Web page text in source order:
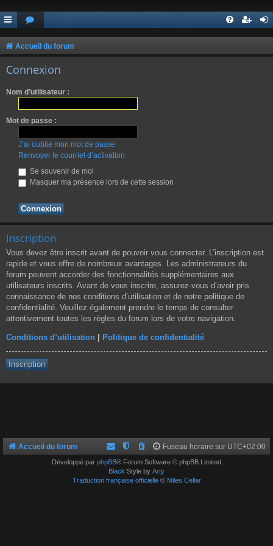
Accueil du forum
Connexion
Nom d’utilisateur :
Mot de passe :
J’ai oublié mon mot de passe
Renvoyer le courriel d’activation
Se souvenir de moi
Masquer ma présence lors de cette session
Inscription
Vous devez être inscrit avant de pouvoir vous connecter. L’inscription est
rapide et vous offre de nombreux avantages. Les administrateurs du
forum peuvent accorder des fonctionnalités supplémentaires aux
utilisateurs inscrits. Avant de vous inscrire, assurez-vous d’avoir pris
connaissance de nos conditions d’utilisation et de notre politique de
confidentialité. Veuillez également prendre le temps de consulter
attentivement toutes les règles du forum lors de votre navigation.
Conditions d’utilisation Politique de confidentialité
Inscription
Accueil du forum Fuseau horaire sur UTC+02:00
Développé par phpBB® Forum Software © phpBB Limited
Black Style by Arty
Traduction française officielle© Miles Cellar